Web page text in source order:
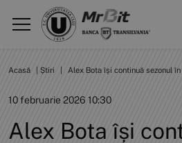
Acasă Știri Alex Bota își continuă sezonul
10 februarie 2026 10:30
Alex Bota își